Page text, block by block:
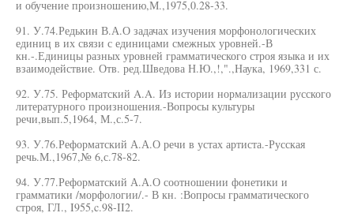
и обучение произношению,М.,1975,0.28-33.
91. У.74.Редькин В.А.О задачах изучения морфонологических
единиц в их связи с единицами смежных уровней.-В
кн.-.Единицы разных уровней грамматического строя языка и их
взаимодействие. Отв. ред.Шведова Н.Ю.,!,".,Наука, 1969,331 с.
92. У.75. Реформатский A.A. Из истории нормализации русского
литературного произношения.-Вопросы культуры
речи,вып.5,1964, М.,с.5-7.
93. У.76.Реформатский А.А.О речи в устах артиста.-Русская
речь.М.,1967,№ 6,с.78-82.
94. У.77.Реформатский А.А.О соотношении фонетики и
грамматики /морфологии/.- В кн. :Вопросы грамматического
строя, ГЛ., I955,c.98-II2.